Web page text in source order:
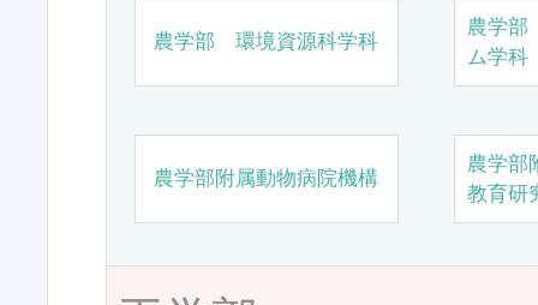
農学部 環境資源科学科
農学
ム学科
農学部附属動物病院機構
農学部
教育研